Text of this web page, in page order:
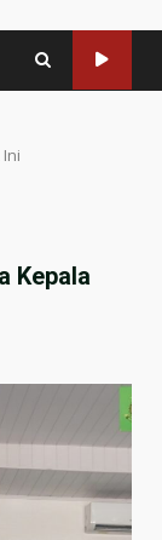
Kepala